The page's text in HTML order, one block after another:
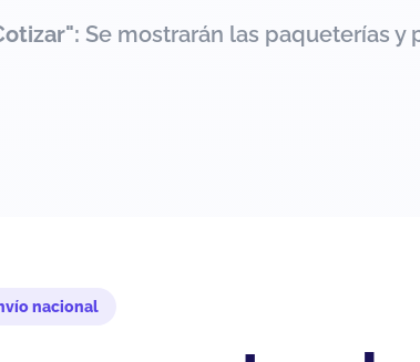
Se mostrarán las paqueterías
nacional